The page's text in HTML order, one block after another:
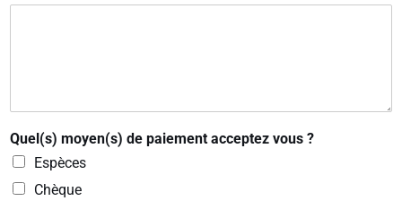
Quel(s) moyen(s) de paiement acceptez vous ?
Espèces
Chèque